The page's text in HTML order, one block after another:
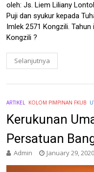
oleh: Js. Liem Liliany
Puji dan syukur kepada
Imlek 2571 Kongzili.
Kongzili ?
Selanjutnya
ARTIKEL KOLOM PIMPINAN FKUB
Kerukunan
Persatuan
Admin January 29, 2020